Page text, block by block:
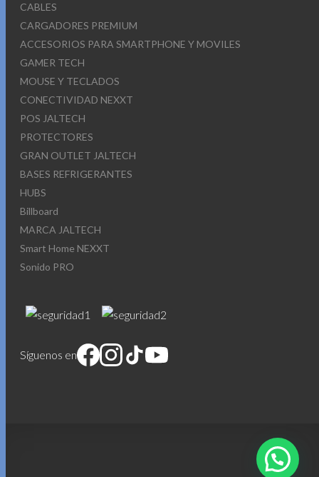
CABLES
CARGADORES PREMIUM
ACCESORIOS PARA SMARTPHONE Y MOVILES
GAMER TECH
MOUSE Y TECLADOS
CONECTIVIDAD NEXXT
POS JALTECH
PROTECTORES
GRAN OUTLET JALTECH
BASES REFRIGERANTES
HUBS
Billboard
MARCA JALTECH
Smart Home NEXXT
Sonido PRO
Síguenos en